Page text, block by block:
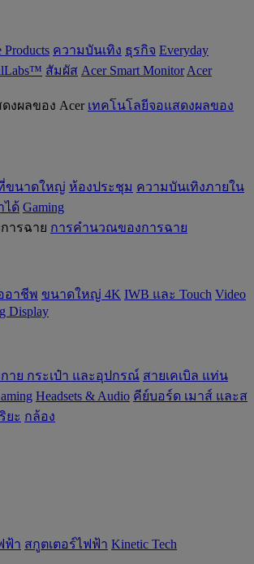
Products ความบันเทิง ธุรกิจ Everyday
สัมผัส Acer Smart Monitor Acer
เทคโนโลยีจอแสดงผลของ
ขนาดใหญ่ ห้องประชุม ความบันเทิงภายใน
ได้ Gaming
การคำนวณของการฉาย
อาชีพ ขนาดใหญ่ 4K IWB และ Touch Video
Display
กาย กระเป๋า และอุปกรณ์ สายเคเบิล แท่น
‌Headsets & Audio คีย์บอร์ด เมาส์ และส
ยะ กล้อง
ฟ้า สกูตเตอร์ไฟฟ้า Kinetic Tech